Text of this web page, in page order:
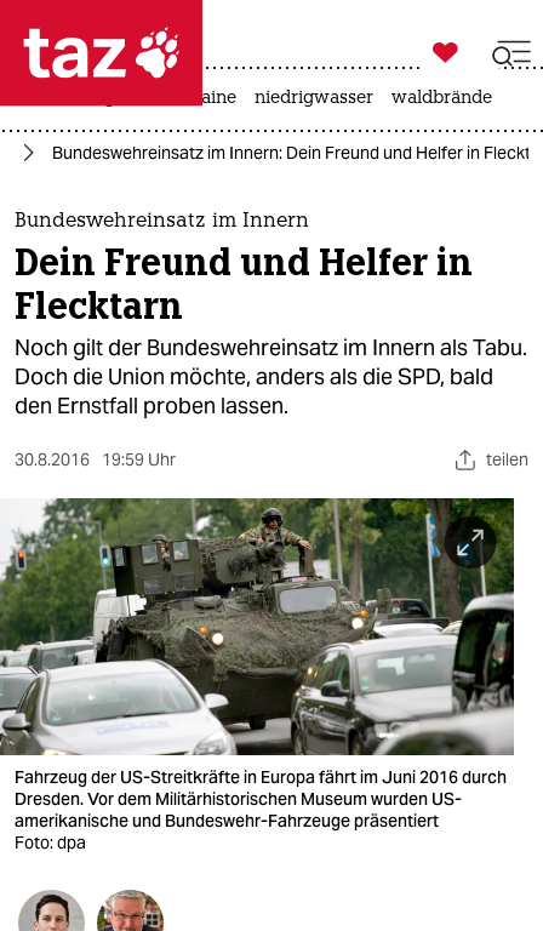
 taz zahl ich
taz zahl ich
themen
politik
öko
gesellschaft
sport
berlin
nord
wahrheit
verlag
verlag
veranstaltungen
shop
fragen & hilfe

taz zahl ich
krieg in der ukraine niedrigwasser waldbrände
Bundeswehreinsatz im Innern: Dein Freund und Helfer in
Bundeswehreinsatz im Innern
Dein Freund und Helfer in
Flecktarn
Noch gilt der Bundeswehreinsatz im Innern als Tabu.
Doch die Union möchte, anders als die SPD, bald
den Ernstfall proben lassen.
30.8.2016 19:59 Uhr teilen
Fahrzeug der US-Streitkräfte in Europa fährt im Juni 2016 durch
Dresden. Vor dem Militärhistorischen Museum wurden US-
amerikanische und Bundeswehr-Fahrzeuge präsentiert
Foto: dpa